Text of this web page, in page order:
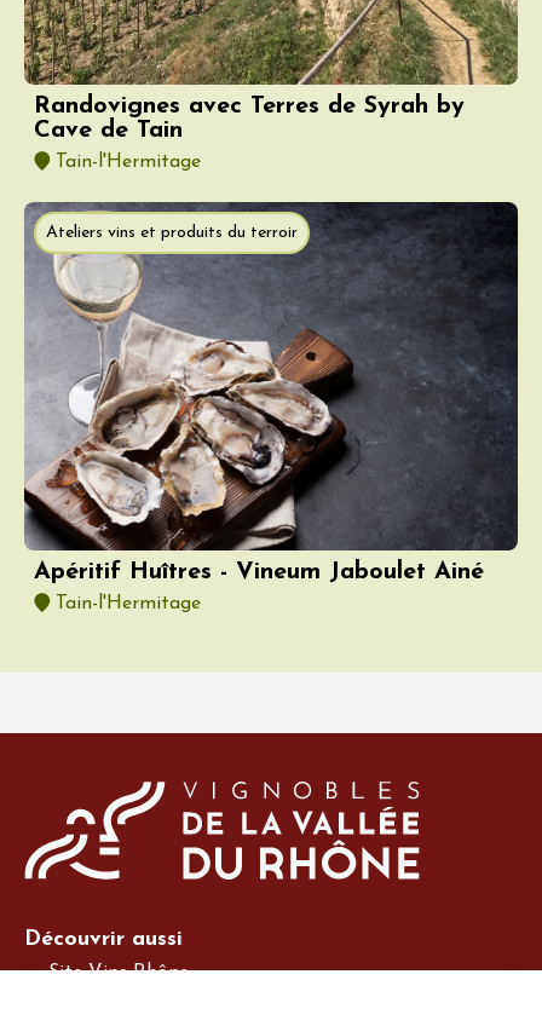
Randovignes avec Terres de Syrah by
Cave de Tain
Tain-l'Hermitage
Ateliers vins et produits du terroir
Apéritif Huîtres - Vineum Jaboulet Ainé
Tain-l'Hermitage
Découvrir aussi
Site Vins-Rhône